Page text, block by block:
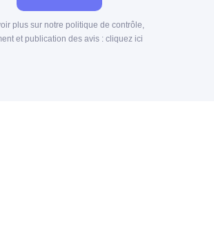
plus sur notre politique de contrôle,
et publication des avis : cliquez ici